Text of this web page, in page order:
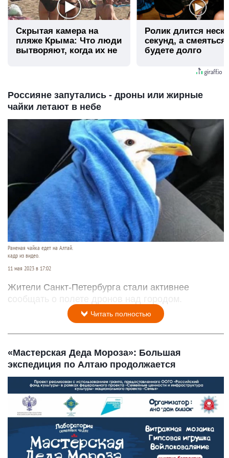
Скрытая камера на
пляже Крыма: Что люди
вытворяют, когда их не
Ролик длится
секунд, а
будете долго
Россияне запутались - дроны или жирные
чайки летают в небе
Раненая чайка едет на Алтай.
кадр из видео.
11 мая 2023 в 17:02
Жители Санкт-Петербурга стали активнее
сообщать о полете дронов над городом.
Читать полностью
«Мастерская Деда Мороза»: Большая
экспедиция по Алтаю продолжается